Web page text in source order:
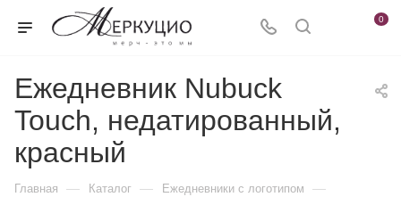
0
Ежедневник Nubuck
Touch, недатированный,
красный
Главная — Каталог — Ежедневники c логотипом —